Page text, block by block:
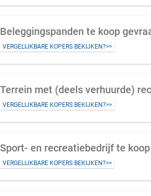
Beleggingspanden te koop
VERGELIJKBARE KOPERS BEKIJKEN?>>
VERGELIJKBARE KOPERS BEKIJKEN?>>
Sport- en recreatiebedrijf te
VERGELIJKBARE KOPERS BEKIJKEN?>>